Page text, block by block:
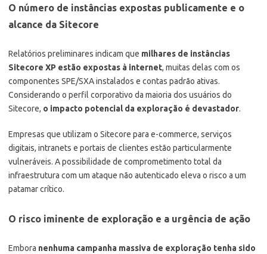
O número de instâncias expostas publicamente e o
alcance da Sitecore
Relatórios preliminares indicam que milhares de instâncias
Sitecore XP estão expostas à internet, muitas delas com os
componentes SPE/SXA instalados e contas padrão ativas.
Considerando o perfil corporativo da maioria dos usuários do
Sitecore, o impacto potencial da exploração é devastador.
Empresas que utilizam o Sitecore para e-commerce, serviços
digitais, intranets e portais de clientes estão particularmente
vulneráveis. A possibilidade de comprometimento total da
infraestrutura com um ataque não autenticado eleva o risco a um
patamar crítico.
O risco iminente de exploração e a urgência de ação
Embora nenhuma campanha massiva de exploração tenha sido